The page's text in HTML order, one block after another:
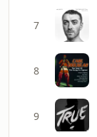
7
8
9